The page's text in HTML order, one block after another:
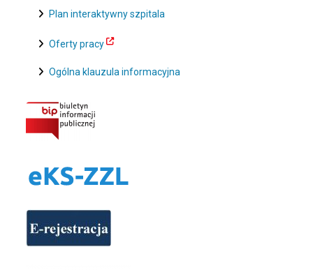
Plan interaktywny szpitala
Oferty pracy
Ogólna klauzula informacyjna